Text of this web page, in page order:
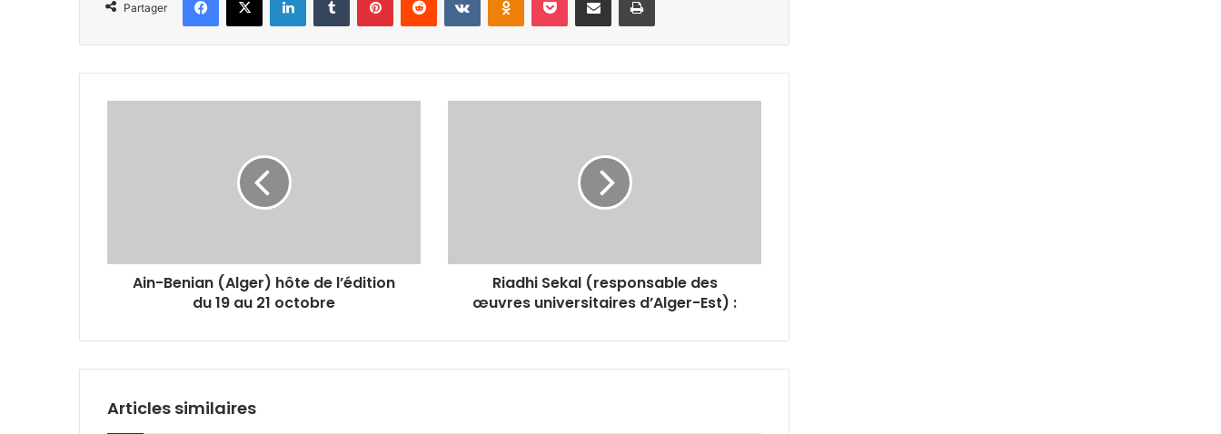
Partager
au
Ain-Benian (Alger) hôte de l’édition
du 19 au 21 octobre
:
Riadhi Sekal (responsable des
œuvres universitaires d’Alger-Est) :
Articles similaires